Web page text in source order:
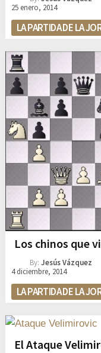
25 enero, 2014
LA PARTIDA DE LA
Los chinos que
By: Jesús Vázquez
4 diciembre, 2014
LA PARTIDA DE LA
El Ataque